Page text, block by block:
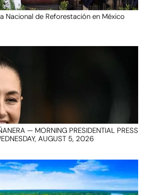
Nacional de Reforestación en México
— MORNING PRESIDENTIAL PRESS
AUGUST 5, 2026